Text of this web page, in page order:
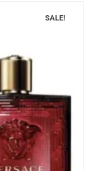
SALE!